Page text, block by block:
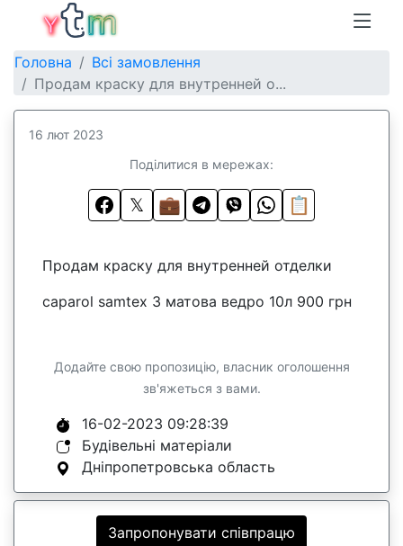
Головна
Всі замовлення
Продам краску для внутренней о...
16 лют 2023
Поділитися в мережах:
𝕏 💼 📋
Продам краску для внутренней отделки
caparol samtex 3 матова ведро 10л 900 грн
Додайте свою пропозицію, власник оголошення
зв'яжеться з вами.
16-02-2023 09:28:39
Будівельні матеріали
Дніпропетровська область
Запропонувати співпрацю